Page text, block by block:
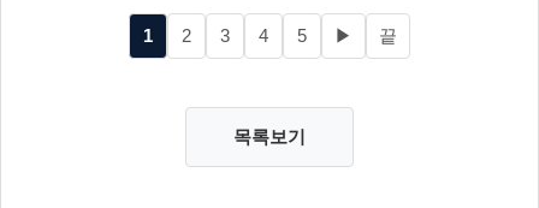
1 2 3 4 5 ▶ 끝
목록보기